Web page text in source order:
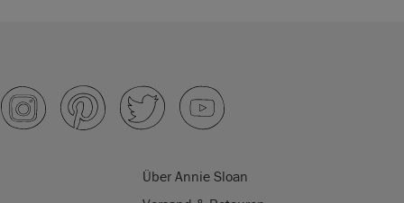
Über Annie Sloan